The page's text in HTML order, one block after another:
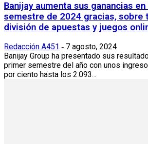
Banijay aumenta sus ganancias
semestre de 2024 gracias, sobre
división de apuestas y juegos
Redacción A451 - 7 agosto, 2024
Banijay Group ha presentado sus
primer semestre del año con unos
por ciento hasta los 2.093...